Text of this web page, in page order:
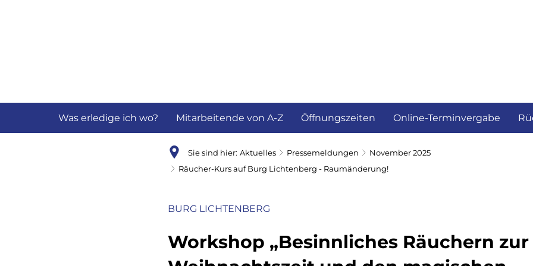
Was erledige ich wo? Mitarbeitende von A-Z Öffnungszeiten Online-Terminvergabe
Sie sind hier: Aktuelles Pressemeldungen
November 2025
Räucher-Kurs auf Burg Lichtenberg - Raumänderung!
BURG LICHTENBERG
Workshop „Besinnliches Räuchern zur